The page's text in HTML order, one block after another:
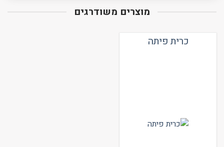
מוצרים משודרגים
כרית פיתה